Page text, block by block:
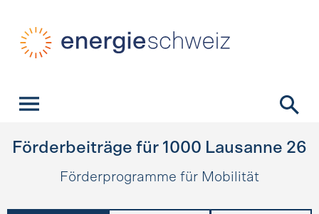
Förderbeiträge für 1000 Lausanne 26
Förderprogramme für Mobilität